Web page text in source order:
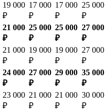
19 000
₽
17 000
₽
17 000
₽
25 000
₽
21 000
₽
25 000
₽
25 000
₽
27 000
₽
21 000
₽
19 000
₽
19 000
₽
27 000
₽
24 000
₽
27 000
₽
29 000
₽
35 000
₽
23 000
₽
21 000
₽
21 000
₽
30 000
₽